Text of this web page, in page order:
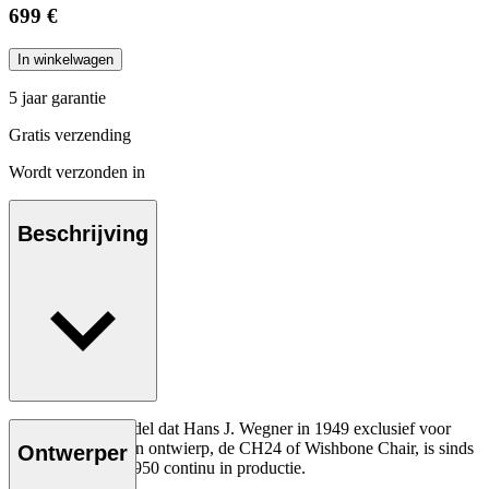
699 €
In winkelwagen
5 jaar garantie
Gratis verzending
Wordt verzonden in
Beschrijving
Het allereerste model dat Hans J. Wegner in 1949 exclusief voor
Carl Hansen & Søn ontwierp, de CH24 of Wishbone Chair, is sinds
de introductie in 1950 continu in productie.
Ontwerper